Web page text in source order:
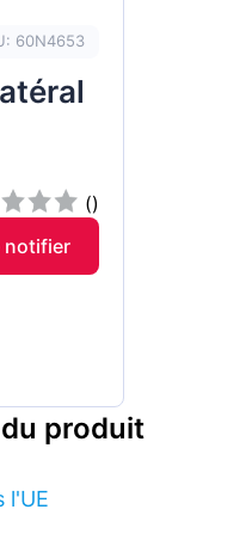
60N4653
()
notifier
produit
l'UE